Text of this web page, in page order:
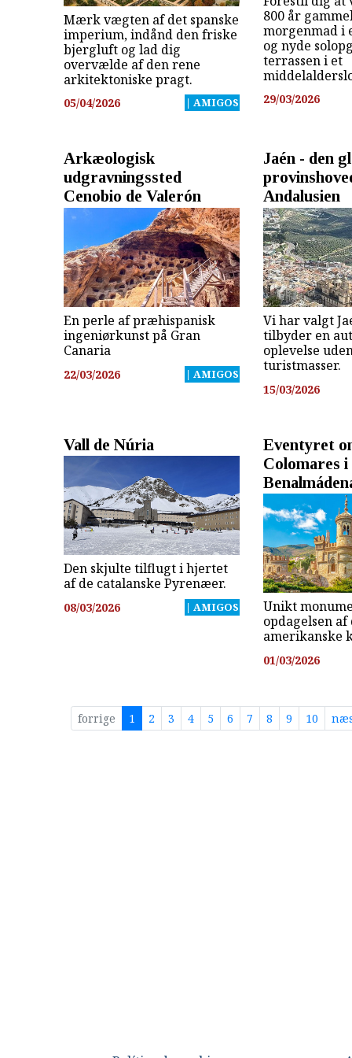
Mærk vægten af det spanske
imperium, indånd den friske
bjergluft og lad dig
overvælde af den rene
arkitektoniske pragt.
05/04/2026 | AMIGOS
800 år
morgenmad i
og nyde
terrassen i et
29/03/2026
Arkæologisk
udgravningssted
Cenobio de Valerón
En perle af præhispanisk
ingeniørkunst på Gran
Canaria
22/03/2026 | AMIGOS
Jaén - den
Andalusien
Vi har valgt
tilbyder en
oplevelse
turistmasser.
15/03/2026
Vall de Núria
Den skjulte tilflugt i hjertet
af de catalanske Pyrenæer.
08/03/2026 | AMIGOS
Eventyret
Colomares
Unikt
opdagelsen af
amerikanske
01/03/2026
forrige 1 2 3 4 5 6 7 8 9 10